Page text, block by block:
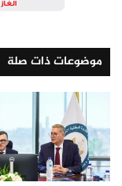
موضوعات ذات صلة